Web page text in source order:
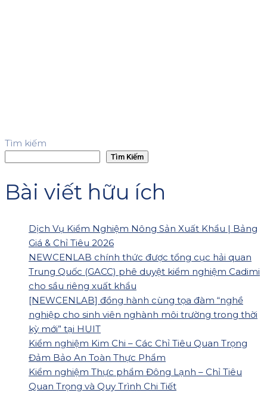
Tìm kiếm
Tìm Kiếm
Bài viết hữu ích
Dịch Vụ Kiểm Nghiệm Nông Sản Xuất Khẩu | Bảng
Giá & Chỉ Tiêu 2026
NEWCENLAB chính thức được tổng cục hải quan
Trung Quốc (GACC) phê duyệt kiểm nghiệm Cadimi
cho sầu riêng xuất khẩu
[NEWCENLAB] đồng hành cùng tọa đàm “nghề
nghiệp cho sinh viên nghành môi trường trong thời
kỳ mới” tại HUIT
Kiểm nghiệm Kim Chi – Các Chỉ Tiêu Quan Trọng
Đảm Bảo An Toàn Thực Phẩm
Kiểm nghiệm Thực phẩm Đông Lạnh – Chỉ Tiêu
Quan Trọng và Quy Trình Chi Tiết